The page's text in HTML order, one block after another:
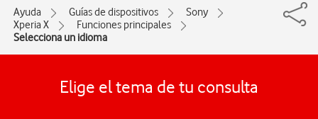
Ayuda Guías de dispositivos
Sony
Xperia X
Funciones principales
Selecciona un idioma
Elige el tema de tu consulta